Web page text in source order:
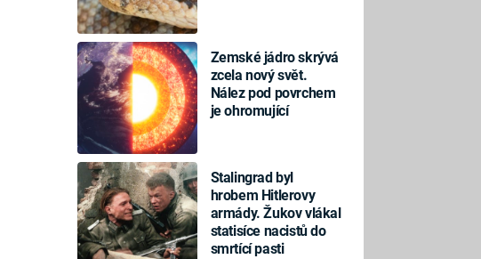
Zemské jádro skrývá
zcela nový svět.
Nález pod povrchem
je ohromující
Stalingrad byl
hrobem Hitlerovy
armády. Žukov vlákal
statisíce nacistů do
smrtící pasti